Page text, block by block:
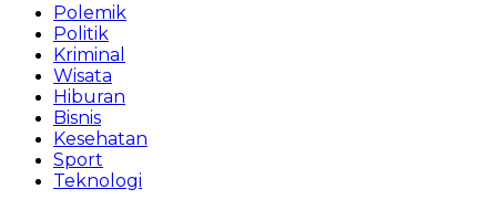
Polemik
Politik
Kriminal
Wisata
Hiburan
Bisnis
Kesehatan
Sport
Teknologi